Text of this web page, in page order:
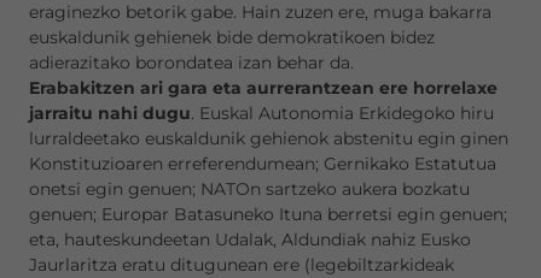
eraginezko betorik gabe. Hain zuzen ere, muga bakarra
euskaldunik gehienek bide demokratikoen bidez
adierazitako borondatea izan behar da.
Erabakitzen ari gara eta aurrerantzean ere horrelaxe
jarraitu nahi dugu. Euskal Autonomia Erkidegoko hiru
lurraldeetako euskaldunik gehienok abstenitu egin ginen
Konstituzioaren erreferendumean; Gernikako Estatutua
onetsi egin genuen; NATOn sartzeko aukera bozkatu
genuen; Europar Batasuneko Ituna berretsi egin genuen;
eta, hauteskundeetan Udalak, Aldundiak nahiz Eusko
Jaurlaritza eratu ditugunean ere (legebiltzarkideak